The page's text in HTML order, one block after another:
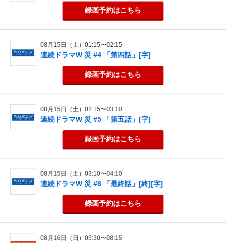
録画予約はこちら
08月15日（土）01:15〜02:15
連続ドラマW 災 #4 「第四話」[字]
録画予約はこちら
08月15日（土）02:15〜03:10
連続ドラマW 災 #5 「第五話」[字]
録画予約はこちら
08月15日（土）03:10〜04:10
連続ドラマW 災 #6 「最終話」[終][字]
録画予約はこちら
08月16日（日）05:30〜08:15